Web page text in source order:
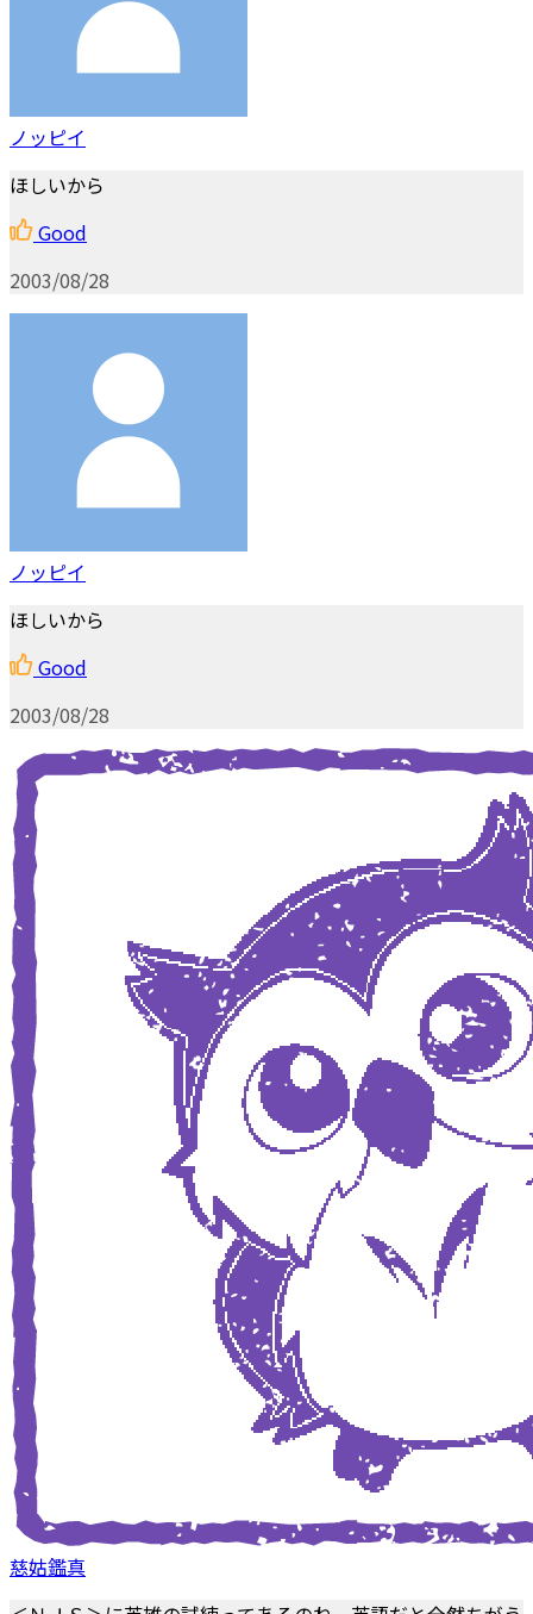
ノッピイ
ほしいから
Good
2003/08/28
ノッピイ
ほしいから
Good
2003/08/28
慈姑鑑真